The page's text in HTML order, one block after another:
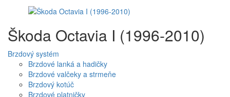
Škoda Octavia I (1996-2010)
Brzdový systém
Brzdové lanká a hadičky
Brzdové valčeky a strmeňe
Brzdový kotúč
Brzdové platničky